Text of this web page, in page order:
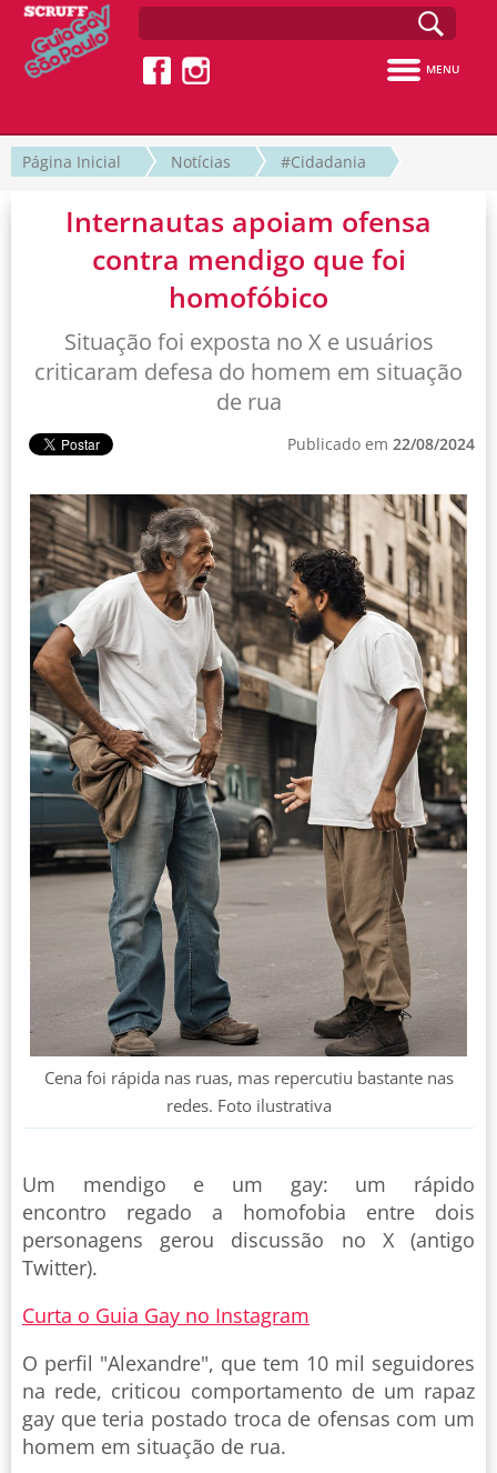
MENU
Página Inicial Notícias #Cidadania
Internautas apoiam ofensa
contra mendigo que foi
homofóbico
Situação foi exposta no X e usuários
criticaram defesa do homem em situação
de rua
Publicado em 22/08/2024
Cena foi rápida nas ruas, mas repercutiu bastante nas
redes. Foto ilustrativa
Um mendigo e um gay: um rápido
encontro regado a homofobia entre dois
personagens gerou discussão no X (antigo
Twitter).
Curta o Guia Gay no Instagram
O perfil "Alexandre", que tem 10 mil seguidores
na rede, criticou comportamento de um rapaz
gay que teria postado troca de ofensas com um
homem em situação de rua.